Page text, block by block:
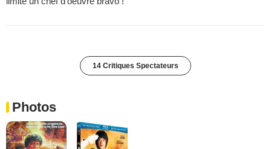
14 Critiques Spectateurs
Photos